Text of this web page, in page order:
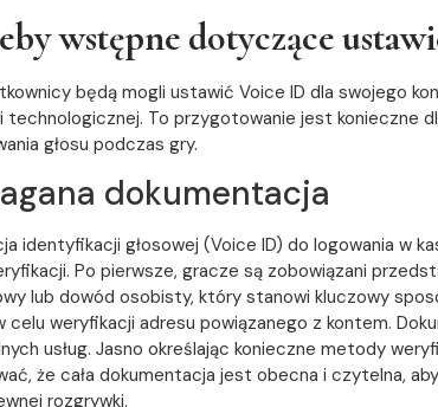
wstępne dotyczące
będą mogli ustawić Voice ID dla swojego
technologicznej. To przygotowanie jest konieczne
głosu podczas gry.
dokumentacja
identyfikacji głosowej (Voice ID) do logowania w
Po pierwsze, gracze są zobowiązani
lub dowód osobisty, który stanowi kluczowy
celu weryfikacji adresu powiązanego z kontem.
usług. Jasno określając konieczne metody
że cała dokumentacja jest obecna i czytelna,
rozgrywki.